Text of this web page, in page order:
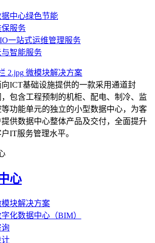
据中心绿色节能
保服务
一站式运维管理服务
与智能服务
微模块解决方案
向ICT基础设施提供的一款采用通道封
，包含工程预制的机柜、配电、制冷、监
等功能单元的独立的小型数据中心，为客
提供数据中心整体产品及交付，全面提升
IT服务管理水平。
心
模块解决方案
化数据中心（BIM）
询
计